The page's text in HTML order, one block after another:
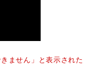
ません」と表示された